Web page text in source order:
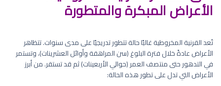
الأعراض المبكرة والمتطورة
تُعد القرنية المخروطية غالبًا حالة تتطور تدريجيًا على مدى سنوات. تتظاهر
الأعراض عادةً خلال فترة البلوغ (سن المراهقة وأوائل العشرينات)، وتستمر
في التدهور حتى منتصف العمر (حوالي الأربعينات) ثم قد تستقر. من أبرز
الأعراض التي تدل على تطور هذه الحالة: